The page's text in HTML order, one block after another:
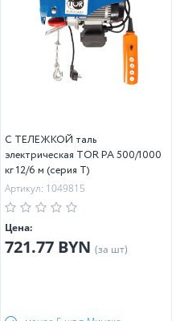
С ТЕЛЕЖКОЙ таль
электрическая TOR PA 500/1000
кг 12/6 м (серия T)
Артикул: 1049815
Цена:
721.77 BYN (за шт)